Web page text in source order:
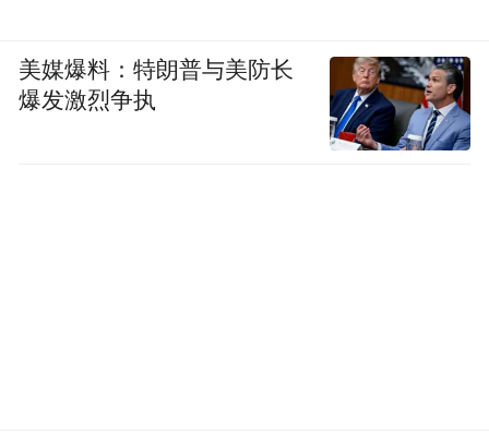
美媒爆料：特朗普与美防长
爆发激烈争执